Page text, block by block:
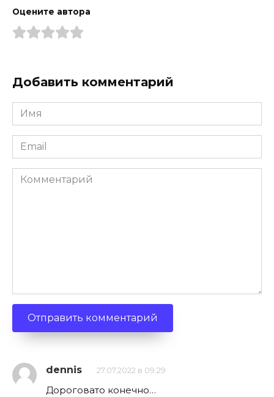
Оцените автора
Добавить комментарий
Имя
*
Email
*
Комментарий
dennis 27.07.2022 в 09:29
Дороговато конечно…